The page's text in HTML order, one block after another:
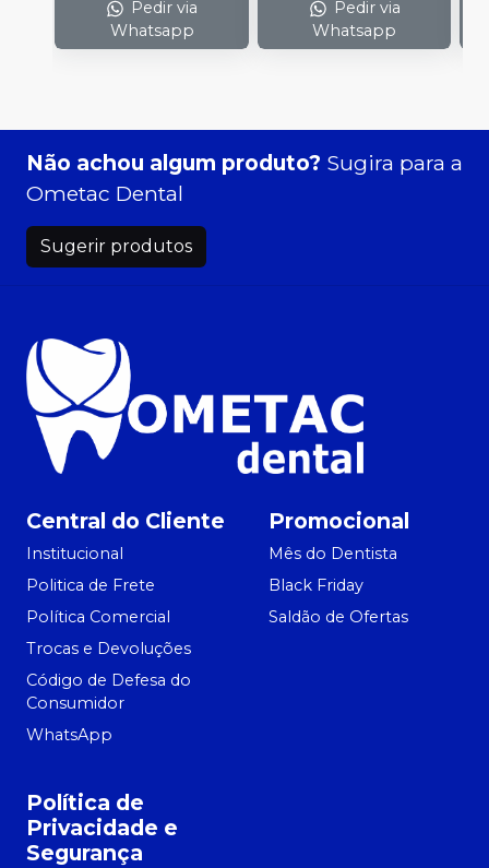
Pedir via
Whatsapp
Pedir via
Whatsapp
Não achou algum produto? Sugira para a
Ometac Dental
Sugerir produtos
Central do Cliente
Institucional
Politica de Frete
Política Comercial
Trocas e Devoluções
Código de Defesa do
Consumidor
WhatsApp
Promocional
Mês do Dentista
Black Friday
Saldão de Ofertas
Política de
Privacidade e
Segurança